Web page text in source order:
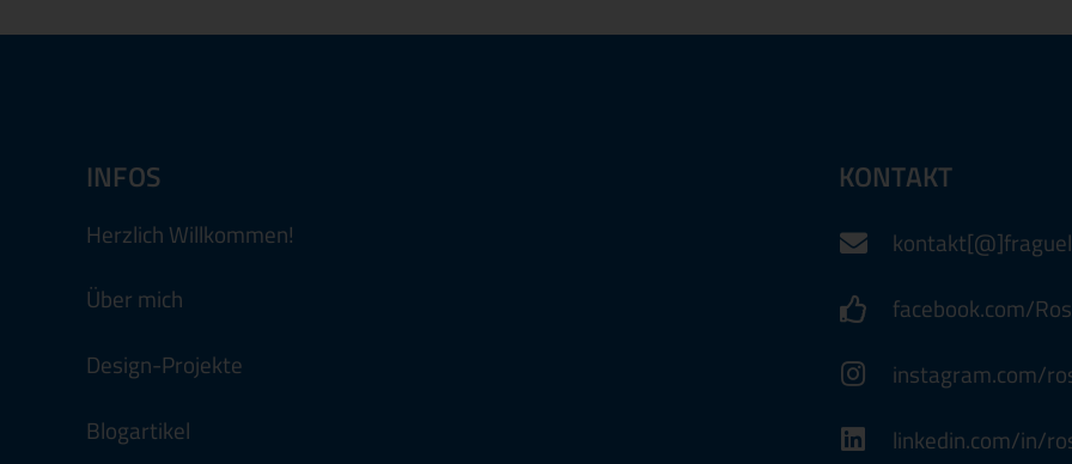
INFOS
Herzlich Willkommen!
Über mich
Design-Projekte
Blogartikel
KONTAKT
facebook.com/
instagram.com/
linkedin.com/in/